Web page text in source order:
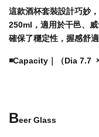
這款酒杯套裝設計巧妙
250ml，適用於干邑、
確保了穩定性，握感舒適
◾️Capacity｜ （Dia 7.7
Beer Glass